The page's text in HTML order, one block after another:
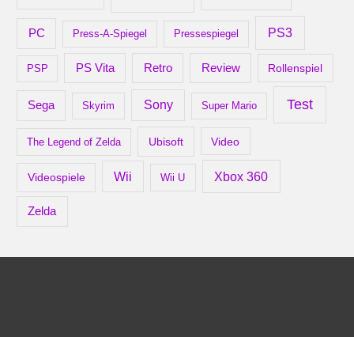
PC Press-A-Spiegel Pressespiegel PS3
PSP PS Vita Retro Review Rollenspiel
Sega Skyrim Sony Super Mario Test
The Legend of Zelda Ubisoft Video
Videospiele Wii Wii U Xbox 360
Zelda